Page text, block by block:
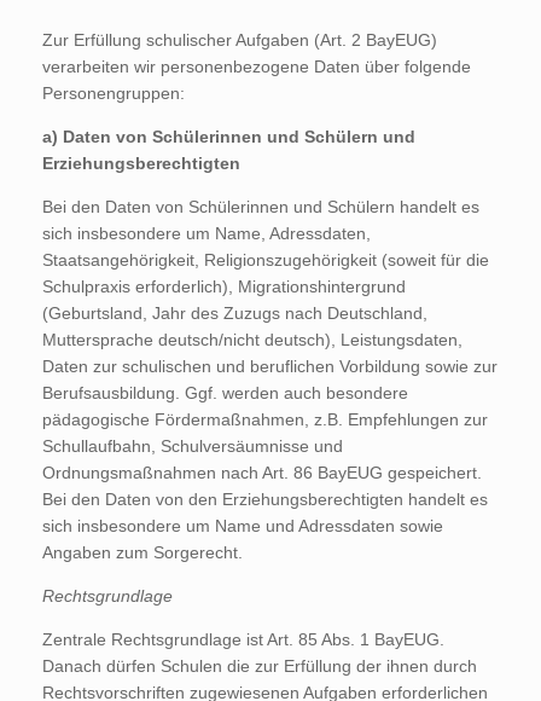
Zur Erfüllung schulischer Aufgaben (Art. 2 BayEUG)
verarbeiten wir personenbezogene Daten über folgende
Personengruppen:
a) Daten von Schülerinnen und Schülern und
Erziehungsberechtigten
Bei den Daten von Schülerinnen und Schülern handelt es
sich insbesondere um Name, Adressdaten,
Staatsangehörigkeit, Religionszugehörigkeit (soweit für die
Schulpraxis erforderlich), Migrationshintergrund
(Geburtsland, Jahr des Zuzugs nach Deutschland,
Muttersprache deutsch/nicht deutsch), Leistungsdaten,
Daten zur schulischen und beruflichen Vorbildung sowie zur
Berufsausbildung. Ggf. werden auch besondere
pädagogische Fördermaßnahmen, z.B. Empfehlungen zur
Schullaufbahn, Schulversäumnisse und
Ordnungsmaßnahmen nach Art. 86 BayEUG gespeichert.
Bei den Daten von den Erziehungsberechtigten handelt es
sich insbesondere um Name und Adressdaten sowie
Angaben zum Sorgerecht.
Rechtsgrundlage
Zentrale Rechtsgrundlage ist Art. 85 Abs. 1 BayEUG.
Danach dürfen Schulen die zur Erfüllung der ihnen durch
Rechtsvorschriften zugewiesenen Aufgaben erforderlichen